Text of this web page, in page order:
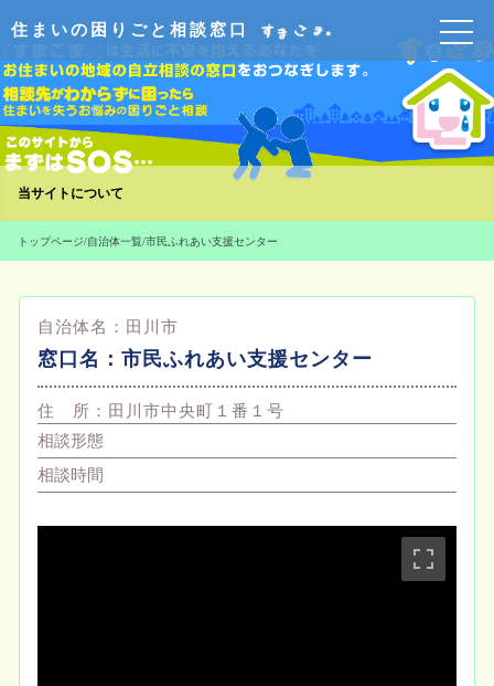
住まいの困りごと相談窓口
当サイトについて
トップページ/自治体一覧/市民ふれあい支援センター
自治体名： 田川市
窓口名： 市民ふれあい支援センター
住 所： 田川市中央町１番１号
相談形態
相談時間